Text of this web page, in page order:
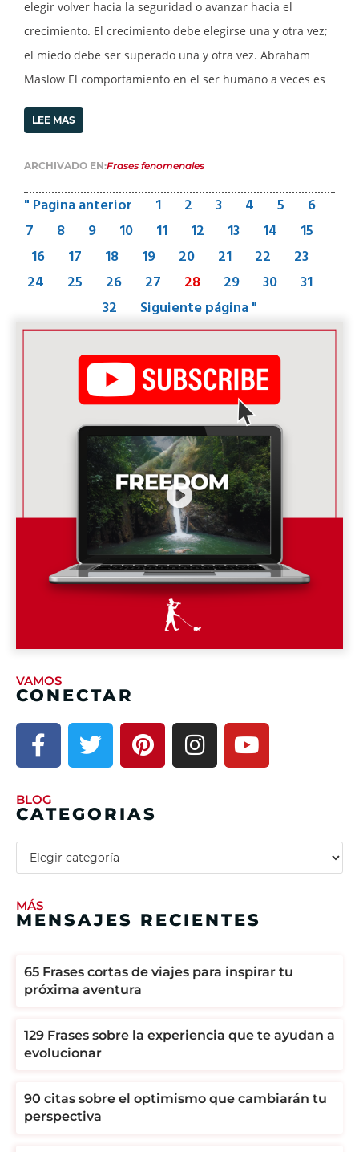
elegir volver hacia la seguridad o avanzar hacia el
crecimiento. El crecimiento debe elegirse una y otra vez;
el miedo debe ser superado una y otra vez. Abraham
Maslow El comportamiento en el ser humano a veces es
LEE MAS
ARCHIVADO EN:Frases fenomenales
" Pagina anterior 1 2 3 4 5
6
7
8 9 10 11 12 13 14
15
16
17 18 19 20 21 22
23
24
25 26 27 28 29 30
31
32
Siguiente página "
VAMOS
CONECTAR
BLOG
CATEGORIAS
MÁS
MENSAJES RECIENTES
65 Frases cortas de viajes para inspirar tu
próxima aventura
129 Frases sobre la experiencia que te ayudan a
evolucionar
90 citas sobre el optimismo que cambiarán tu
perspectiva